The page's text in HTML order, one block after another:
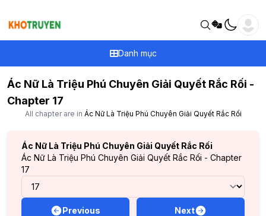
Danh mục
Ác Nữ Là Triệu Phú Chuyên Giải Quyết Rắc Rối -
Chapter 17
All chapter are in Ác Nữ Là Triệu Phú Chuyên Giải Quyết Rắc Rối
Ác Nữ Là Triệu Phú Chuyên Giải Quyết Rắc Rối
Ác Nữ Là Triệu Phú Chuyên Giải Quyết Rắc Rối - Chapter
17
Previous Next